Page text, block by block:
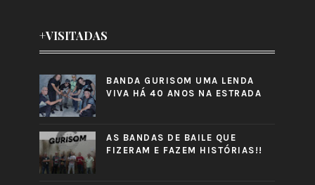
+VISITADAS
BANDA GURISOM UMA LENDA
VIVA HÁ 40 ANOS NA ESTRADA
AS BANDAS DE BAILE QUE
FIZERAM E FAZEM HISTÓRIAS!!